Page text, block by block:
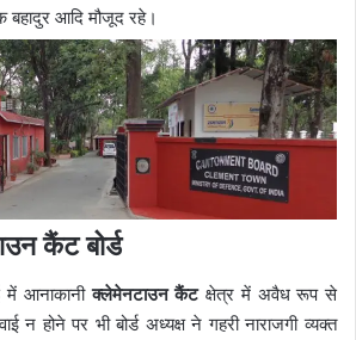
आदि मौजूद रहे।
कैंट बोर्ड
में आनाकानीक्लेमेनटाउन कैंटक्षेत्र में अवैध रूप से
न होने पर भी बोर्ड अध्यक्ष ने गहरी नाराजगी व्यक्त